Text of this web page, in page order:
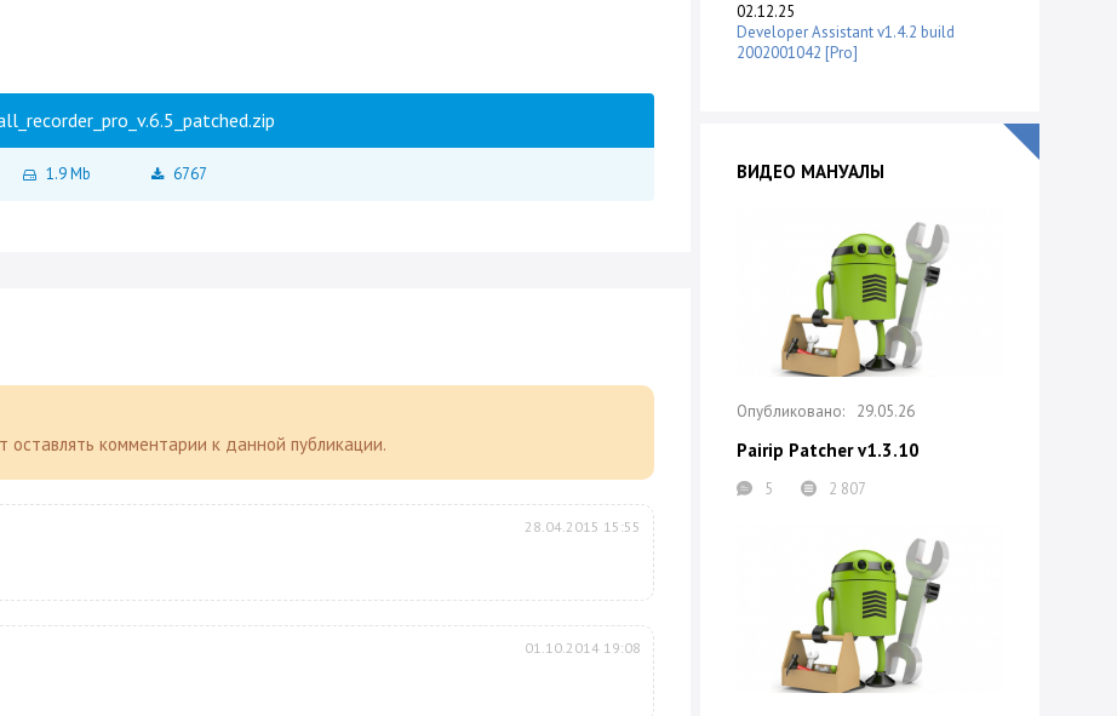
1.9 Mb 6767
оставлять комментарии к данной публикации.
28.04.2015 15:55
01.10.2014 19:08
02.12.25
Developer Assistant v1.4.2 build
2002001042 [Pro]
ВИДЕО МАНУАЛЫ
29.05.26
Pairip Patcher v1.3.10
5 2 807